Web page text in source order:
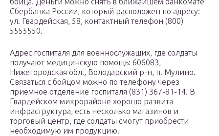
Сбербанка России, который расположен по адресу:
ул. Гвардейская, 58, контактный телефон (800)
5555550.
Адрес госпиталя для военнослужащих, где солдаты
получают медицинскую помощь: 606083,
Нижегородская обл., Володарский р-н, п. Мулино.
Связаться с бойцом можно по телефону через
приемное отделение госпиталя (831) 367-81-14. В
Гвардейском микрорайоне хорошо развита
инфраструктура, есть несколько магазинов и
торговый центр, где солдаты смогут приобрести
необходимую им продукцию.